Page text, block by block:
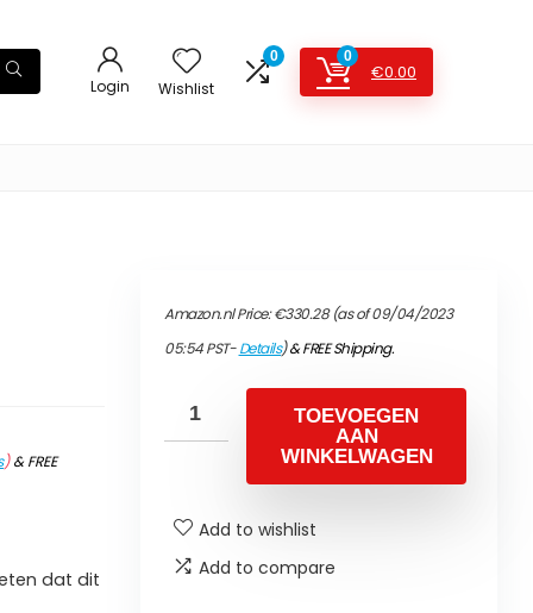
Login Wishlist
0 0
€0.00
)&FREE
dat dit
Amazon.nl Price:€330.28(as of 09/04/2023
05:54 PST-Details)&FREE Shipping.
TOEVOEGEN
AAN
WINKELWAGEN
Add to wishlist
Add to compare